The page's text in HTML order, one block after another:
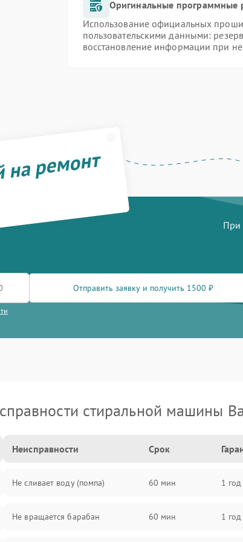
Оригинальные программные
Использование официальных
пользовательскими данными:
восстановление информации при
ремонт
При
Отправить заявку и получить 1500 ₽
стиральной машины
Неисправности Срок
Не сливает воду (помпа) 60 мин 1 год
Не вращается барабан 60 мин 1 год